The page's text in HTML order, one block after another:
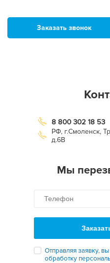
Заказать звонок
8 800 302 18 53
РФ, г.Смоленск,
д.6В
Мы
Отправляя заявку,
обработку